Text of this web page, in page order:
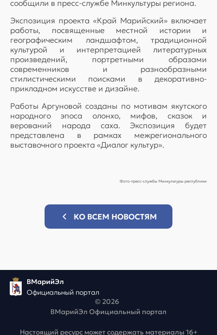
сообщили в пресс-службе Минкультуры региона.
Экспозиция проекта «Край Марийский» включает
работы, посвященные местной истории и
географическим ландшафтом, традиционной
культурой и интерпретацией литературных
произведений, портретными образами
современников и разнообразными
стилистическими поисками в декоративно-
прикладном искусстве и дизайне.
Работы Аргуновой созданы по мотивам якутского
народного эпоса олонхо, мифов, сказок и
верований народа саха. Экспозиция будет
представлена в рамках межрегионального
выставочного проекта «Диалог культур».
Фото пресс-службы Минкультуры республики
КО ВСЕМ НОВОСТЯМ
ВМарийЭл
Официальный портал
© 2026
ВМарийЭл Официальный портал
Настоящий ресурс может содержать материалы 16+